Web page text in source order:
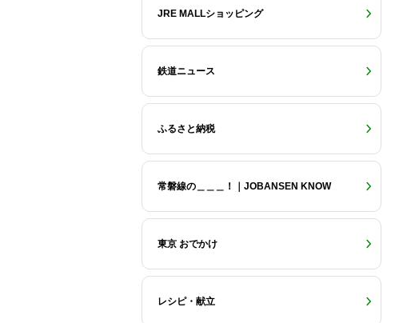
JRE MALLショッピング
鉄道ニュース
ふるさと納税
常磐線の＿＿＿！｜JOBANSEN KNOW
東京 おでかけ
レシピ・献立